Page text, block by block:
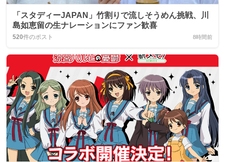
「スタディーJAPAN」竹割りで流しそうめん挑戦、川
島如恵留の生ナレーションにファン歓喜
520件のポスト 8時間前